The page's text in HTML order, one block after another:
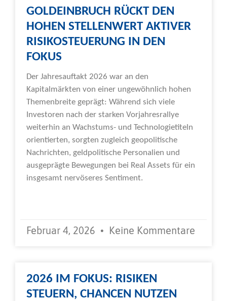
GOLDEINBRUCH RÜCKT DEN
HOHEN STELLENWERT AKTIVER
RISIKOSTEUERUNG IN DEN
FOKUS
Der Jahresauftakt 2026 war an den
Kapitalmärkten von einer ungewöhnlich hohen
Themenbreite geprägt: Während sich viele
Investoren nach der starken Vorjahresrallye
weiterhin an Wachstums- und Technologietiteln
orientierten, sorgten zugleich geopolitische
Nachrichten, geldpolitische Personalien und
ausgeprägte Bewegungen bei Real Assets für ein
insgesamt nervöseres Sentiment.
Februar 4, 2026 Keine Kommentare
2026 IM FOKUS: RISIKEN
STEUERN, CHANCEN NUTZEN